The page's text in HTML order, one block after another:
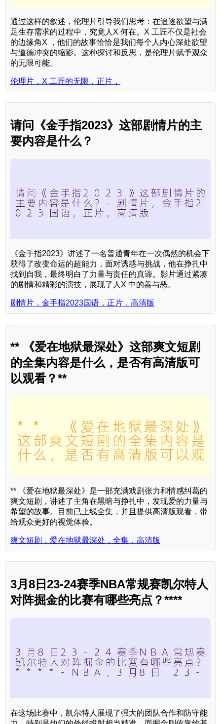
通过这样的叙述，伦理片引导我们思考：在追逐欲望与满
足生存需求的过程中，究竟人X 何在。X 工匠不仅是社会
的边缘角X ，他们的故事恰恰是我们每个人内心深处欲望
与道德冲突的缩影。这种探讨和反思，是伦理片赋予观众
的无限可能。
伦理片，X 工匠的无限，正片，
请问《金手指2023》这部剧情片的主
要内容是什么？
《金手指2023》讲述了一名普通青年在一次偶然的机会下
获得了改变命运的超能力，面对诱惑与挑战，他在挣扎中
找到自我，最终明白了力量与责任的真谛。影片通过紧凑
的剧情和精彩的演技，展现了人X 中的善与恶。
剧情片，金手指2023国语，正片，高清版
** 《爱在地狱最深处》这部爽文短剧
的全集内容是什么，是否有高清版可
以观看？**
** 《爱在地狱最深处》是一部充满戏剧张力和情感纠葛的
爽文短剧，讲述了主角在黑暗与挣扎中，发现爱的力量与
希望的故事。目前已上线全集，并且提供高清版观看，带
给观众更好的视觉体验。
爽文短剧，爱在地狱最深处，全集，高清版
3月8日23-24赛季NBA常规赛凯尔特人
对阵掘金的比赛有哪些亮点？****
在这场比赛中，凯尔特人展现了强大的团队合作和防守能